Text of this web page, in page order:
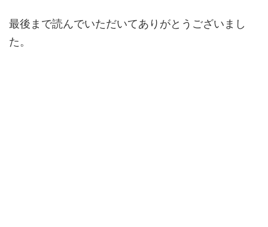
最後まで読んでいただいてありがとうございまし
た。